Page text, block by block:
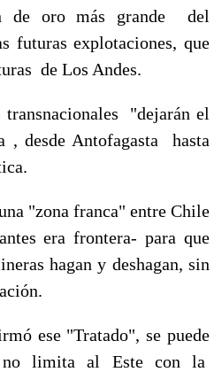
de oro más grande del
futuras explotaciones, que
de Los Andes.
"dejarán el
, desde Antofagasta hasta
"zona franca" entre Chile
era frontera- para que
hagan y deshagan, sin
ese "Tratado", se puede
limita al Este con la